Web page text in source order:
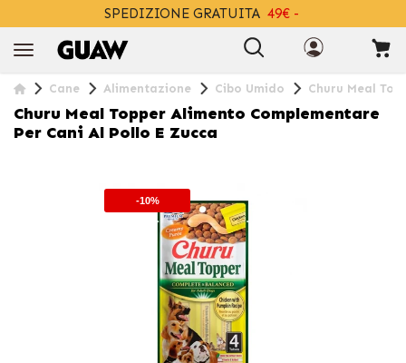
SPEDIZIONE GRATUITA 49€ -
Cane Alimentazione Cibo Umido Churu Meal
Churu Meal Topper Alimento Complementare
Per Cani Al Pollo E Zucca
-10%